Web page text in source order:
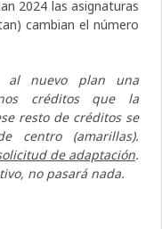
2024 las asignaturas
cambian el número
nuevo plan una
créditos que la
resto de créditos se
centro (amarillas).
de adaptación.
no pasará nada.